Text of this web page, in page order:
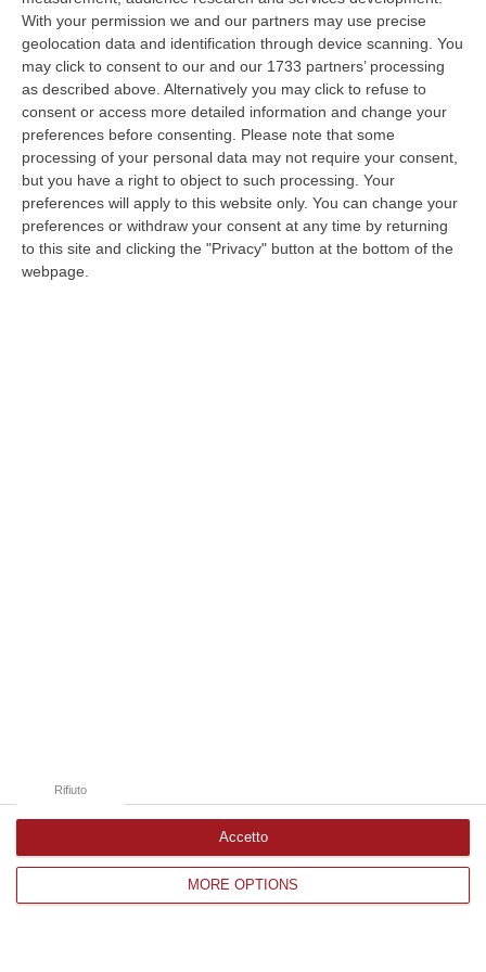
With your permission we and our partners may use precise
geolocation data and identification through device scanning. You
may click to consent to our and our 1733 partners’ processing
as described above. Alternatively you may click to refuse to
consent or access more detailed information and change your
preferences before consenting.
Please note that some
processing of your personal data may not require your consent,
but you have a right to object to such processing. Your
preferences will apply to this website only. You can change your
preferences or withdraw your consent at any time by returning
to this site and clicking the "Privacy" button at the bottom of the
webpage.
MORE OPTIONS
Rifiuto
Accetto
Renzi: «Conte? Sarebbe Delittuoso Vannaccizzare La Coalizione»
“ROMA «Conte sta giocando la sua partita, vedremo se le primarie si
faranno, quando e con che formato, se a due Conte-Schlein o se ci
07 Agosto, 21:35
Meteo, Altri 10 Giorni Di Caldo Estremo
“ROMA La tregua varrà fino a domani: dopo il record di ieri con il bollino
rosso per tutte le 27 città monitorate e oggi con 26 allerte mass…
07 Agosto, 20:33
Corriere delle Calabria è una testata giornalistica di News&Com S.r.l
©2012--2026. Tutti i diritti riservati.